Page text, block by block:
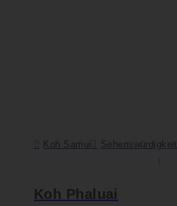
Koh Samui Sehenswürdigkeit
Koh Phaluai